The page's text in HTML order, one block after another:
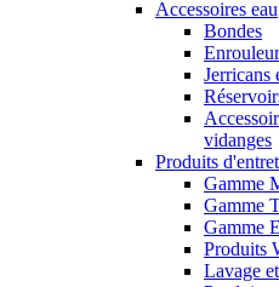
Accessoires eau
Bondes
Jerricans
vidanges
Produits
Gamme
Gamme
Gamme
Produits
Lavage